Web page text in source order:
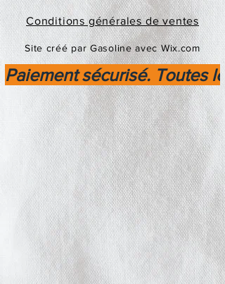
Conditions générales de ventes
Site créé par Gasoline avec Wix.com
Paiement sécurisé. Toutes